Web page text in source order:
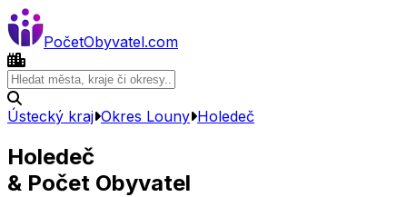
PočetObyvatel.com
Ústecký kraj Okres Louny Holedeč
Holedeč
& Počet Obyvatel